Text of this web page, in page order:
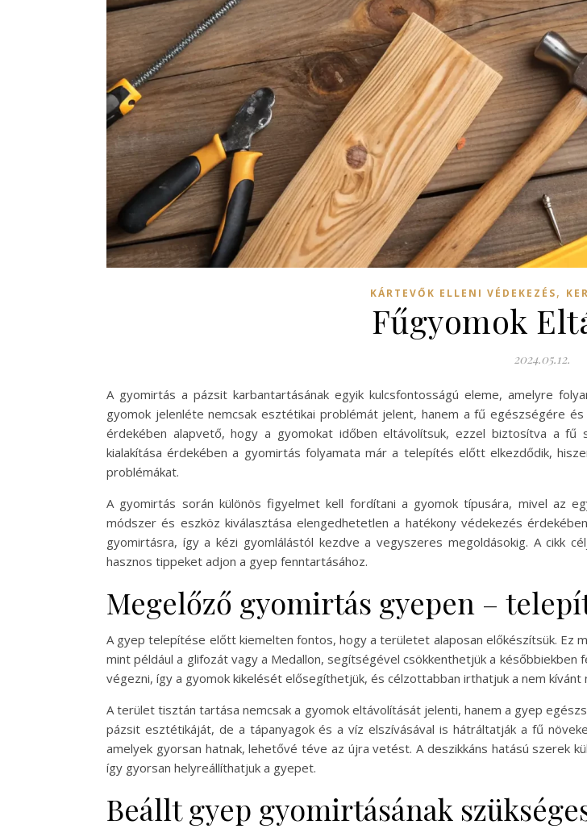
KÁRTEVŐK ELLENI VÉDEKEZÉS,
Fűgyomok
2024.05.12.
A gyomirtás a pázsit karbantartásának egyik kulcsfontosságú eleme, amelyre
gyomok jelenléte nemcsak esztétikai problémát jelent, hanem a fű egészségére
érdekében alapvető, hogy a gyomokat időben eltávolítsuk, ezzel biztosítva a
kialakítása érdekében a gyomirtás folyamata már a telepítés előtt elkezdődik,
problémákat.
A gyomirtás során különös figyelmet kell fordítani a gyomok típusára, mivel az
módszer és eszköz kiválasztása elengedhetetlen a hatékony védekezés
gyomirtásra, így a kézi gyomlálástól kezdve a vegyszeres megoldásokig. A cikk
hasznos tippeket adjon a gyep fenntartásához.
Megelőző gyomirtás gyepen –
A gyep telepítése előtt kiemelten fontos, hogy a területet alaposan előkészítsük. Ez
mint például a glifozát vagy a Medallon, segítségével csökkenthetjük a
végezni, így a gyomok kikelését elősegíthetjük, és célzottabban irthatjuk a nem kívánt
A terület tisztán tartása nemcsak a gyomok eltávolítását jelenti, hanem a gyep
pázsit esztétikáját, de a tápanyagok és a víz elszívásával is hátráltatják a fű
amelyek gyorsan hatnak, lehetővé téve az újra vetést. A deszikkáns hatású szerek
így gyorsan helyreállíthatjuk a gyepet.
Beállt gyep gyomirtásának